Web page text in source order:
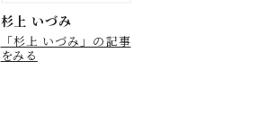
杉上 いづみ
「杉上 いづみ」の記事
をみる